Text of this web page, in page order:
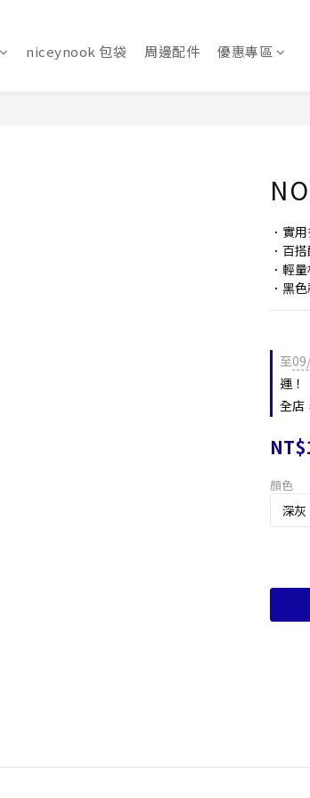
niceynook 包袋 周邊配件 優惠專區
．實
．百
．輕
．黑
至
運！
全店
顏色